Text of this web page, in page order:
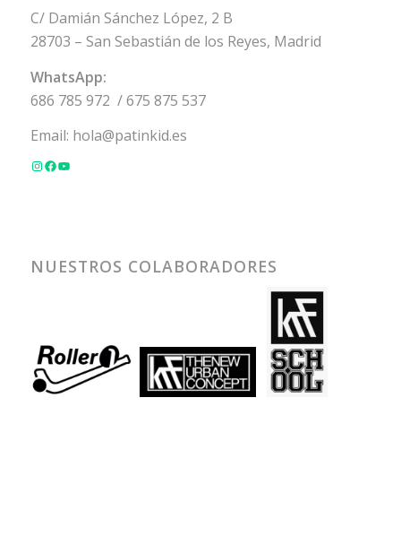
C/ Damián Sánchez López, 2 B
28703 – San Sebastián de los Reyes, Madrid
WhatsApp:
686 785 972 /675 875 537
Email: hola@patinkid.es
NUESTROS COLABORADORES